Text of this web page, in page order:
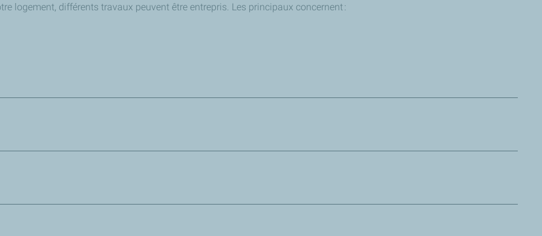
logement, différents travaux peuvent être entrepris. Les principaux concernent :
ou des fenêtres mal isolés entraînent une forte surconsommation de chauffage. Plusieurs solutions sont possibles pour
moins à l’intérieur. Pour garder un environnement sain et éviter tout risque d’humidité ou de moisissures, il est
de l’air extrait… là encore un professionnel saura vous renseigner.
totales d’énergie dans un logement. Changer vos fenêtres anciennes vous permettra de faire à la fois des économies sur